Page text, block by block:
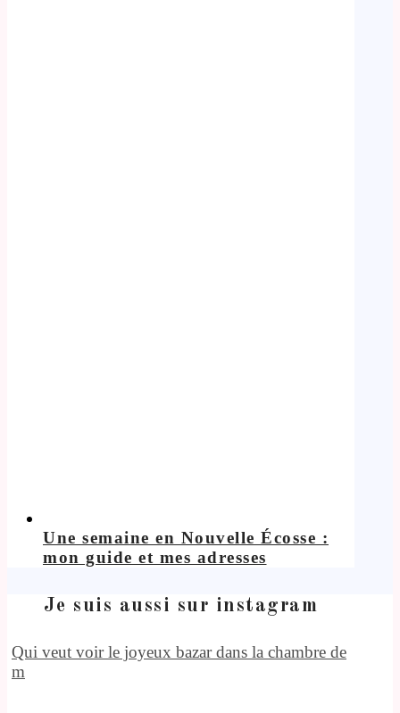
Une semaine en Nouvelle Écosse :
mon guide et mes adresses
Je suis aussi sur instagram
Qui veut voir le joyeux bazar dans la chambre de
m